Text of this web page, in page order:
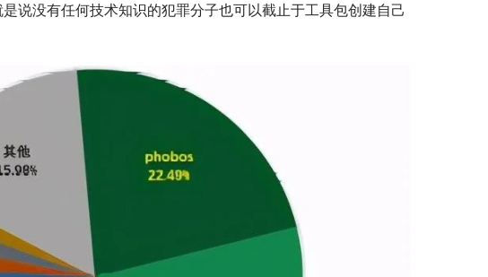
说没有任何技术知识的犯罪分子也可以截止于工具包创建自己